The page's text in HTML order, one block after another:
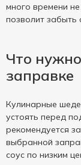
много времени
позволит
Что
заправке
Кулинарные
устоять перед
рекомендуется
выбранной
соус по низким